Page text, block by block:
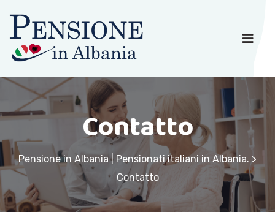
Contatto
Pensione in Albania | Pensionati italiani in Albania. >
Contatto